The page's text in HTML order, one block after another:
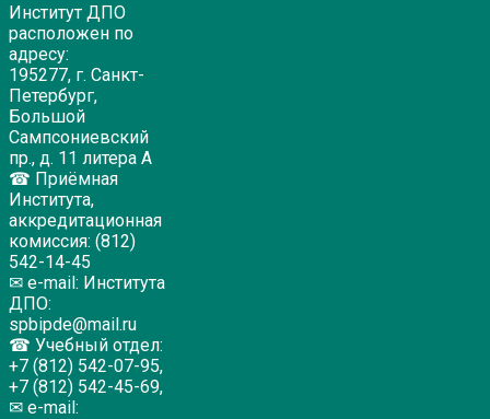
Институт ДПО
расположен по
адресу:
195277, г. Санкт-
Петербург,
Большой
Сампсониевский
пр., д. 11 литера А
☎ Приёмная
Института,
аккредитационная
комиссия: (812)
542-14-45
✉ e-mail: Института
ДПО:
spbipde@mail.ru
☎ Учебный отдел:
+7 (812) 542-07-95,
+7 (812) 542-45-69,
✉ e-mail: